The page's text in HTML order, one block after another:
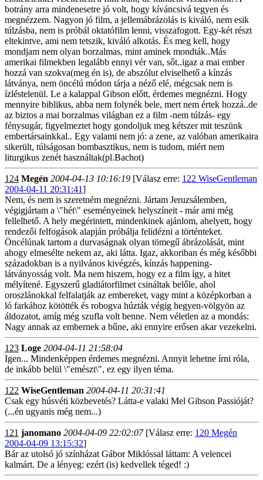
botrány arra mindenesetre jó volt, hogy kíváncsivá tegyen és
megnézzem. Nagyon jó film, a jellemábrázolás is kiváló, nem esik
túlzásba, nem is próbál oktatófilm lenni, visszafogott. Egy-két részt
eltekintve, ami nem tetszik, kiváló alkotás. És meg kell, hogy
mondjam nem olyan borzalmas, mint aminek mondták..Más
amerikai filmekben legalább ennyi vér van, sőt..igaz a mai ember
hozzá van szokva(meg én is), de abszólut elviselhető a kínzás
látványa, nem öncélú módon tárja a néző elé, mégcsak nem is
ízléstelenül. Le a kalappal Gibson előtt, érdemes megnézni. Hogy
mennyire biblikus, abba nem folynék bele, mert nem értek hozzá..de
az biztos a mai borzalmas világban ez a film -nem túlzás- egy
fénysugár, figyelmeztet hogy gondoljuk meg kétszer mit teszünk
embertársainkkal.. Egy valami nem jó: a zene, az valóban amerikaira
sikerült, túlságosan bombasztikus, nem is tudom, miért nem
liturgikus zenét használtak(pl.Bachot)
124 Megén 2004-04-13 10:16:19 [Válasz erre: 122 WiseGentleman
2004-04-11 20:31:41]
Nem, és nem is szeretném megnézni. Jártam Jeruzsálemben,
végigjártam a \"hét\" eseményeinek helyszíneit - már ami még
fellelhető. A hely megérintett, mindenkinek ajánlom, ahelyett, hogy
rendezői felfogások alapján próbálja felidézni a történteket.
Öncélúnak tartom a durvaságnak olyan tömegű ábrázolását, mint
ahogy elmesélte nekem az, aki látta. Igaz, akkoriban és még későbbi
századokban is a nyilvános kivégzés, kínzás happening-
látványosság volt. Ma nem hiszem, hogy ez a film így, a hitet
mélyítené. Egyszerű gladiátorfilmet csináltak belőle, ahol
oroszlánokkal felfalatják az embereket, vagy mint a középkorban a
ló farkához kötötték és robogva húzták végig hegyen-völgyön az
áldozatot, amíg még szufla volt benne. Nem véletlen az a mondás:
Nagy annak az embernek a bűne, aki ennyire erősen akar vezekelni.
123 Loge 2004-04-11 21:58:04
Igen... Mindenképpen érdemes megnézni. Annyit lehetne írni róla,
de inkább belül \"emészt\", ez egy ilyen téma.
122 WiseGentleman 2004-04-11 20:31:41
Csak egy húsvéti közbevetés? Látta-e valaki Mel Gibson Passióját?
(...én ugyanis még nem...)
121 janomano 2004-04-09 22:02:07[Válasz erre: 120 Megén
2004-04-09 13:15:32]
Bár az utolsó jó színházat Gábor Miklóssal láttam: A velencei
kalmárt. De a lényeg: ezért (is) kedvellek téged! :)